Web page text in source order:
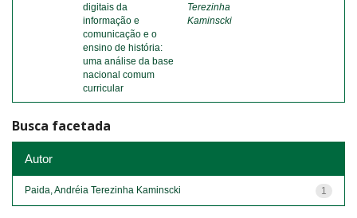
digitais da
informação e
comunicação e o
ensino de história:
uma análise da base
nacional comum
curricular
Terezinha
Kaminscki
Busca facetada
Autor
1
Paida, Andréia Terezinha Kaminscki